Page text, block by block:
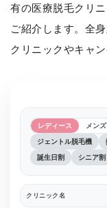
有の医療脱毛クリ
ご紹介します。全
クリニックやキャ
レディース メンズ
ジェントル脱毛機
誕生日割 シニア割
クリニック名